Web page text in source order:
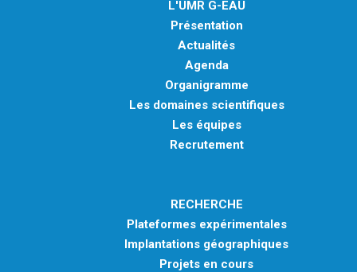
L'UMR G-EAU
Présentation
Actualités
Agenda
Organigramme
Les domaines scientifiques
Les équipes
Recrutement
RECHERCHE
Plateformes expérimentales
Implantations géographiques
Projets en cours